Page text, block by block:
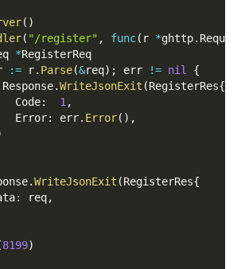
( )
( "/register" , func( r *ghttp.
*RegisterReq
:= r. Parse(&req) ; err != nil
{
Response.WriteJsonExit (RegisterRes{
Code
: 1 ,
Error
: err. Error( ) ,
.WriteJsonExit (RegisterRes{
: req,
8199)